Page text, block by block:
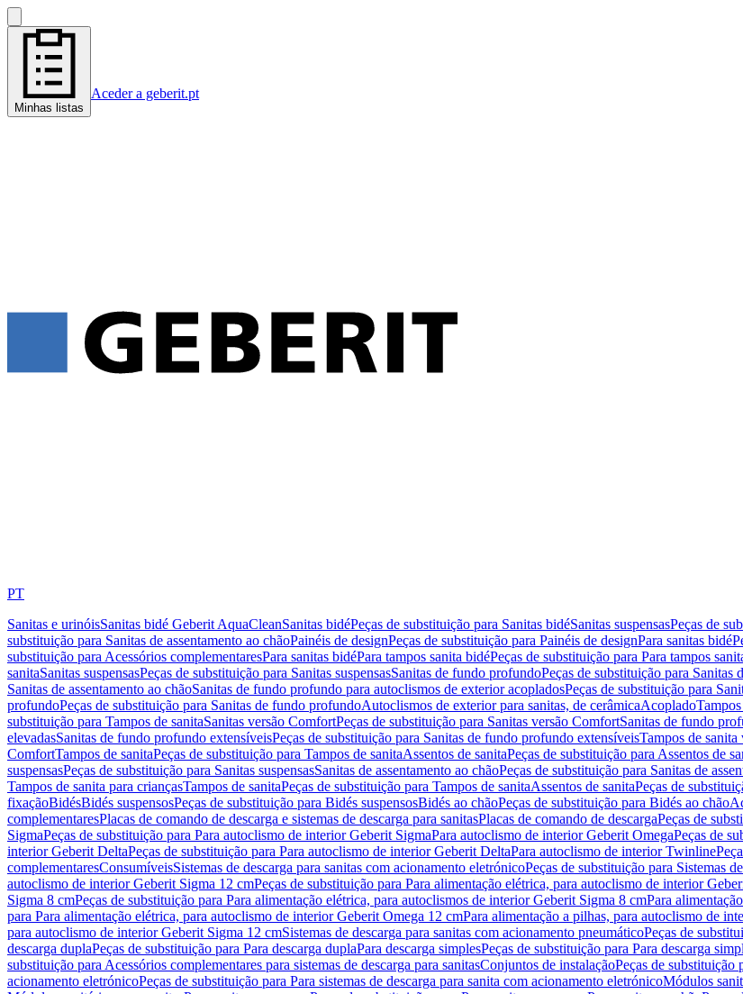
Minhas listas
Aceder a geberit.pt
PT
Sanitas e urinóisSanitas bidé Geberit AquaCleanSanitas bidéPeças de substituição para Sanitas bidéSanitas suspensasPeças de
substituição para Sanitas de assentamento ao chãoPainéis de designPeças de substituição para Painéis de designPara sanitas bidé
substituição para Acessórios complementaresPara sanitas bidéPara tampos sanita bidéPeças de substituição para Para tampos
sanitaSanitas suspensasPeças de substituição para Sanitas suspensasSanitas de fundo profundoPeças de substituição para Sanitas
Sanitas de assentamento ao chãoSanitas de fundo profundo para autoclismos de exterior acopladosPeças de substituição para
profundoPeças de substituição para Sanitas de fundo profundoAutoclismos de exterior para sanitas, de cerâmicaAcoplado
substituição para Tampos de sanitaSanitas versão ComfortPeças de substituição para Sanitas versão ComfortSanitas de fundo
elevadasSanitas de fundo profundo extensíveisPeças de substituição para Sanitas de fundo profundo extensíveisTampos de
ComfortTampos de sanitaPeças de substituição para Tampos de sanitaAssentos de sanitaPeças de substituição para Assentos de
suspensasPeças de substituição para Sanitas suspensasSanitas de assentamento ao chãoPeças de substituição para Sanitas de
Tampos de sanita para criançasTampos de sanitaPeças de substituição para Tampos de sanitaAssentos de sanitaPeças de
fixaçãoBidésBidés suspensosPeças de substituição para Bidés suspensosBidés ao chãoPeças de substituição para Bidés ao chão
complementaresPlacas de comando de descarga e sistemas de descarga para sanitasPlacas de comando de descargaPeças de
SigmaPeças de substituição para Para autoclismo de interior Geberit SigmaPara autoclismo de interior Geberit OmegaPeças de
interior Geberit DeltaPeças de substituição para Para autoclismo de interior Geberit DeltaPara autoclismo de interior Twinline
complementaresConsumíveisSistemas de descarga para sanitas com acionamento eletrónicoPeças de substituição para Sistemas
autoclismo de interior Geberit Sigma 12 cmPeças de substituição para Para alimentação elétrica, para autoclismo de interior
Sigma 8 cmPeças de substituição para Para alimentação elétrica, para autoclismos de interior Geberit Sigma 8 cmPara
para Para alimentação elétrica, para autoclismo de interior Geberit Omega 12 cmPara alimentação a pilhas, para autoclismo de
para autoclismo de interior Geberit Sigma 12 cmSistemas de descarga para sanitas com acionamento pneumáticoPeças de
descarga duplaPeças de substituição para Para descarga duplaPara descarga simplesPeças de substituição para Para descarga
substituição para Acessórios complementares para sistemas de descarga para sanitasConjuntos de instalaçãoPeças de substituição
acionamento eletrónicoPeças de substituição para Para sistemas de descarga para sanita com acionamento eletrónicoMódulos